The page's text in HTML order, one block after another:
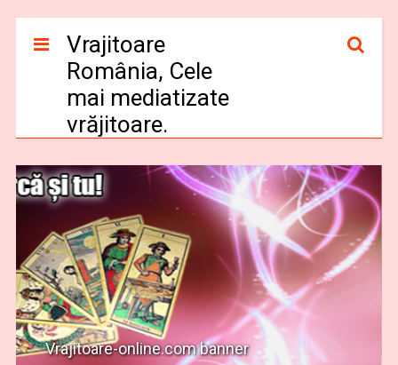
Vrajitoare
România, Cele
mai mediatizate
vrăjitoare.
Vrajitoareledinromania.ro banner